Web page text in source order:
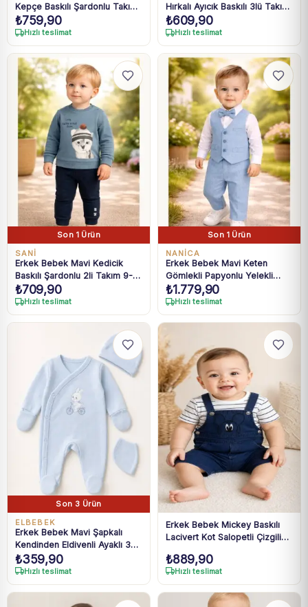
Kepçe Baskılı Şardonlu Takım
6-24 Ay
₺759,90
Hızlı teslimat
Hırkalı Ayıcık Baskılı 3lü Takım
6-24 Ay
₺609,90
Hızlı teslimat
Son 1 Ürün
SANI
Erkek Bebek Mavi Kedicik
Baskılı Şardonlu 2li Takım 9-
24 Ay
₺709,90
Hızlı teslimat
Son 1 Ürün
NANICA
Erkek Bebek Mavi Keten
Gömlekli Papyonlu Yelekli
Takım 6-18 Ay
₺1.779,90
Hızlı teslimat
Son 3 Ürün
ELBEBEK
Erkek Bebek Mavi Şapkalı
Kendinden Eldivenli Ayaklı 3
Parça Zıbın Seti 0-3 Ay
₺359,90
Hızlı teslimat
Erkek Bebek Mickey Baskılı
Lacivert Kot Salopetli Çizgili
₺889,90
Hızlı teslimat